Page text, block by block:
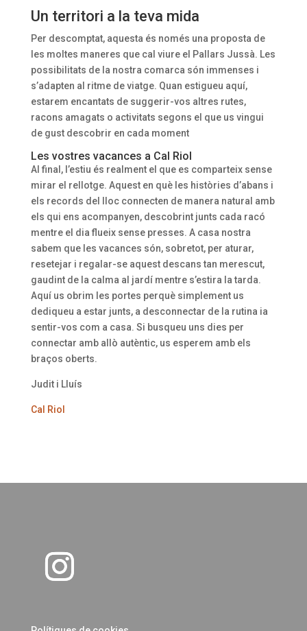
Un territori a la teva mida
Per descomptat, aquesta és només una proposta de
les moltes maneres que cal viure el Pallars Jussà. Les
possibilitats de la nostra comarca són immenses i
s’adapten al ritme de viatge. Quan estigueu aquí,
estarem encantats de suggerir-vos altres rutes,
racons amagats o activitats segons el que us vingui
de gust descobrir en cada moment
Les vostres vacances a Cal Riol
Al final, l’estiu és realment el que es comparteix sense
mirar el rellotge. Aquest en què les històries d’abans i
els records del lloc connecten de manera natural amb
els qui ens acompanyen, descobrint junts cada racó
mentre el dia flueix sense presses. A casa nostra
sabem que les vacances són, sobretot, per aturar,
resetejar i regalar-se aquest descans tan merescut,
gaudint de la calma al jardí mentre s’estira la tarda.
Aquí us obrim les portes perquè simplement us
dediqueu a estar junts, a desconnectar de la rutina ia
sentir-vos com a casa. Si busqueu uns dies per
connectar amb allò autèntic, us esperem amb els
braços oberts.
Judit i Lluís
Cal Riol